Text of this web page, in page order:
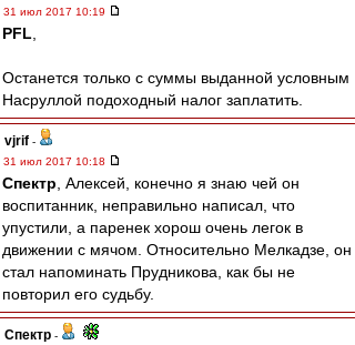
31 июл 2017 10:19
PFL
Останется только с суммы выданной условным
Насруллой подоходный налог заплатить.
vjrif -
31 июл 2017 10:18
Спектр , Алексей, конечно я знаю чей он
воспитанник, неправильно написал, что
упустили, а паренек хорош очень легок в
движении с мячом. Относительно Мелкадзе, он
стал напоминать Прудникова, как бы не
повторил его судьбу.
Спектр -